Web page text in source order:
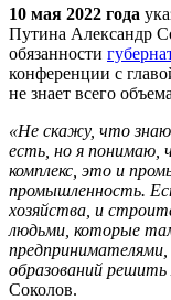
10 мая 2022 года
Путина Александр
обязанности
конференции с
не знает всего
«Не скажу, что
есть, но я понимаю,
комплекс, это и
промышленность.
хозяйства, и
людьми, которые
образований решить
Соколов.